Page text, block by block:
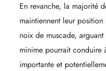
En revanche, la majorité
maintiennent leur
noix de muscade,
minime pourrait conduire
importante et